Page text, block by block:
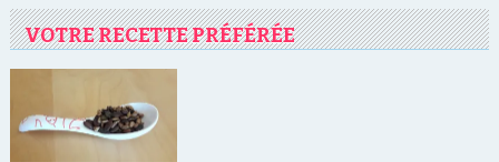
VOTRE RECETTE PRÉFÉRÉE